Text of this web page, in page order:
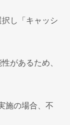
し「キャッシ
があるため、
施の場合、不